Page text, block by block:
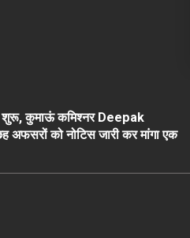
शुरू, कुमाऊं कमिश्नर Deepak
को नोटिस जारी कर मांगा एक